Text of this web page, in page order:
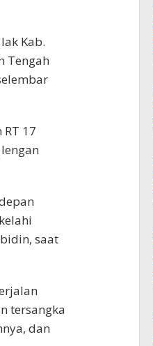
Kab.
Tengah
17
saat
tersangka
dan